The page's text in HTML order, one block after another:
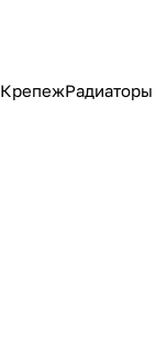
Крепеж